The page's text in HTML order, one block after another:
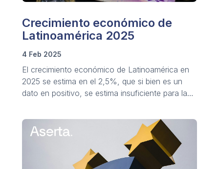
Crecimiento económico de
Latinoamérica 2025
4 Feb 2025
El crecimiento económico de Latinoamérica en
2025 se estima en el 2,5%, que si bien es un
dato en positivo, se estima insuficiente para la